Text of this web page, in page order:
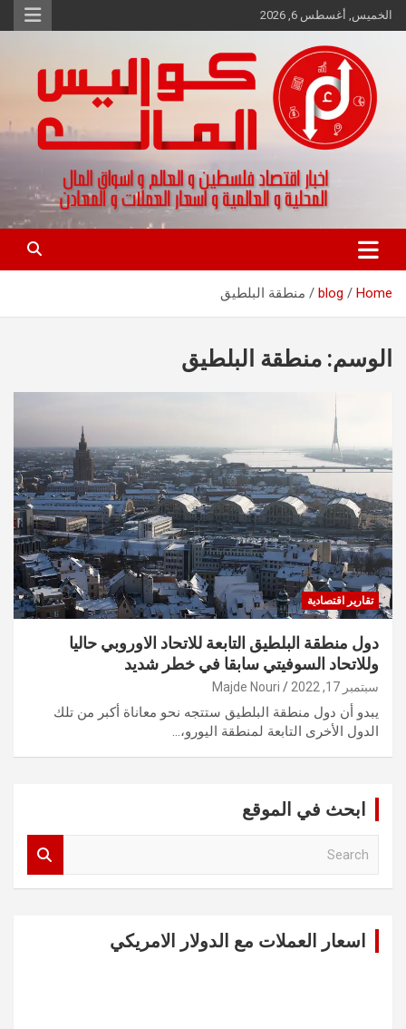
Skip
to
الخميس, أغسطس 6, 2026
كواليس المال
اخبار اقتصاد فلسطين و العالم و تقارير اسواق المال و العملات
Home
blog منطقة البلطيق
الوسم: منطقة البلطيق
تقارير اقتصادية
دول منطقة البلطيق التابعة للاتحاد الاوروبي حاليا
وللاتحاد السوفيتي سابقا في خطر شديد
سبتمبر 17, 2022 Majde Nouri
يبدو أن دول منطقة البلطيق ستتجه نحو معاناة أكبر من تلك
الدول الأخرى التابعة لمنطقة اليورو،…
ابحث في الموقع
اسعار العملات مع الدولار الامريكي